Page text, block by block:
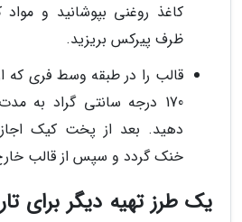
کاغذ روغنی بپوشانید و
ظرف پیرکس بریزید.
قالب را در طبقه وسط فری که
دهید. بعد از پخت کیک
خنک گردد و سپس از قالب
یک طرز تهیه دیگر برای